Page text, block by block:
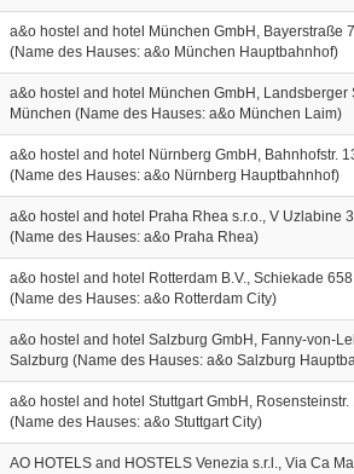
a&o hostel and hotel München GmbH, Bayerstraße
(Name des Hauses: a&o München Hauptbahnhof)
a&o hostel and hotel München GmbH, Landsberger
München (Name des Hauses: a&o München Laim)
a&o hostel and hotel Nürnberg GmbH, Bahnhofstr.
(Name des Hauses: a&o Nürnberg Hauptbahnhof)
a&o hostel and hotel Praha Rhea s.r.o., V Uzlabine
(Name des Hauses: a&o Praha Rhea)
a&o hostel and hotel Rotterdam B.V., Schiekade
(Name des Hauses: a&o Rotterdam City)
a&o hostel and hotel Salzburg GmbH, Fanny-von-
Salzburg (Name des Hauses: a&o Salzburg
a&o hostel and hotel Stuttgart GmbH,
(Name des Hauses: a&o Stuttgart City)
AO HOTELS and HOSTELS Venezia s.r.l., Via Ca